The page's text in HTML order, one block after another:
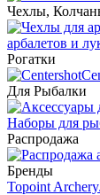
Чехлы,
арбалетов и
Рогатки
Для Рыбалки
Наборы для
Распродажа
Бренды
Topoint Archery